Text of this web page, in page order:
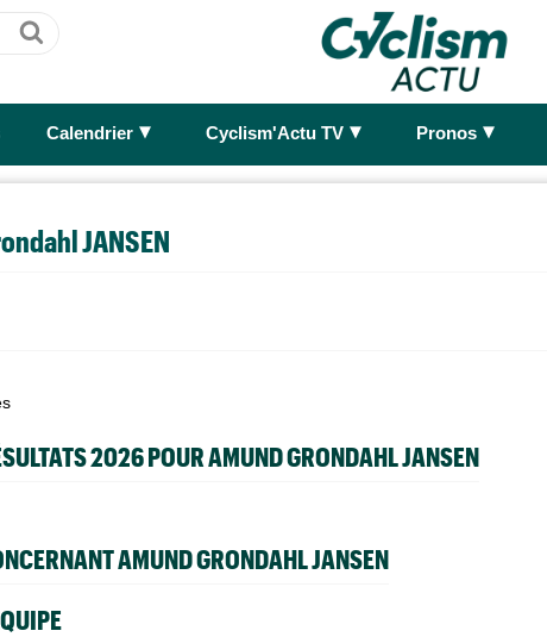
Ok
Calendrier ► Cyclism'Actu TV ► Pronos ►
JANSEN
2026 POUR AMUND GRONDAHL JANSEN
AMUND GRONDAHL JANSEN